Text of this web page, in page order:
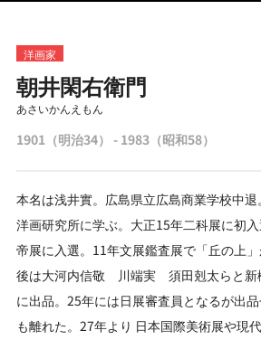
洋画家
朝井閑右衛門
あさいかんえもん
1901（明治34） - 1983（昭和58）
本名は浅井實。広島県立広島商業学校中
洋画研究所に学ぶ。大正15年二科展に初入
帝展に入選。11年文展鑑査展で「丘の上
後は大河内信敬 川端実 須田剋太らと新
に出品。25年には日展審査員となるが出
も離れた。27年より 日本国際美術展や現